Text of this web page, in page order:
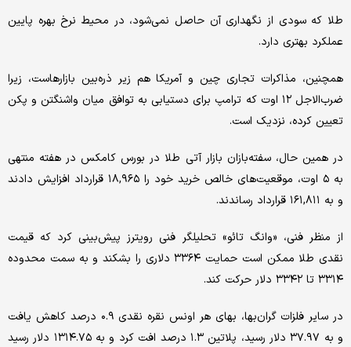
طلا که سودی از نگهداری آن حاصل نمی‌شود، در محیط نرخ بهره پایین
عملکرد بهتری دارد.
همچنین، مذاکرات تجاری چین و آمریکا هم زیر ذره‌بین بازارهاست، زیرا
ضرب‌الاجل ۱۲ اوت که ترامپ برای دستیابی به توافق میان واشنگتن و پکن
تعیین کرده، نزدیک است.
در همین حال، سفته‌بازان بازار آتی طلا در بورس کامکس در هفته منتهی
به ۵ اوت، موقعیت‌های خالص خرید خود را ۱۸,۹۶۵ قرارداد افزایش دادند
و به ۱۶۱,۸۱۱ قرارداد رساندند.
از منظر فنی، «وانگ تائو» تحلیلگر فنی رویترز پیش‌بینی کرد که قیمت
نقدی طلا ممکن است حمایت ۳۳۶۴ دلاری را بشکند و به سمت محدوده
۳۳۱۴ تا ۳۳۴۲ دلار حرکت کند.
در سایر فلزات گران‌بها، بهای هر اونس نقره نقدی ۰.۹ درصد کاهش یافت
و به ۳۷.۹۷ دلار رسید، پلاتین ۱.۳ درصد افت کرد و به ۱۳۱۴.۷۵ دلار رسید